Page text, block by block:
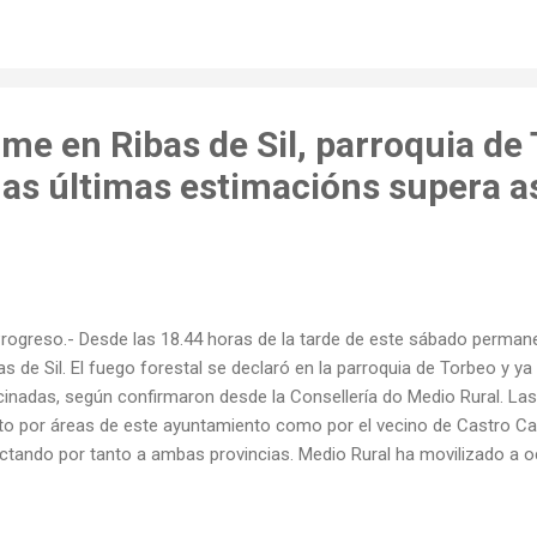
en Ribas de Sil, parroquia de
últimas estimacións supera
Desde las 18.44 horas de la tarde de este sábado
de Sil. El fuego forestal se declaró en la parroquia de Torbeo y
según confirmaron desde la Consellería do Medio Rural.
por áreas de este ayuntamiento como por el vecino de Castro
por tanto a ambas provincias. Medio Rural ha movilizado a